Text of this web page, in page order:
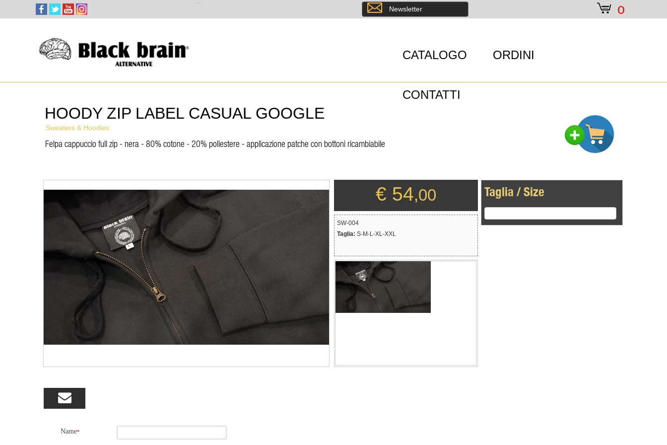
e 0
CATALOGO ORDINI
CONTATTI
8 Newsletter
HOODY ZIP LABEL CASUAL GOOGLE
Felpa cappuccio full zip - nera - 80% cotone - 20% poliestere - applicazione patche con bottoni ricambiabile
Sweaters & Hoodies
€ 54,00
SW-004
Taglia: S-M-L-XL-XXL
Taglia / Size

Name*